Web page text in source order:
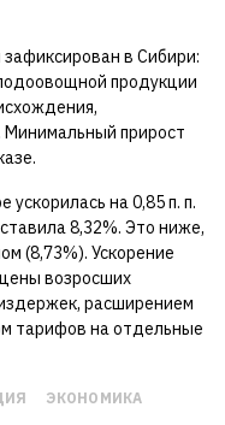
в Сибири:
продукции
Минимальный прирост
на 0,85 п. п.
8,32%. Это ниже,
(8,73%). Ускорение
возросших
расширением
тарифов на отдельные
ЭКОНОМИКА